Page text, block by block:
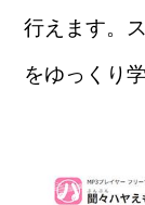
行えます。
をゆっくり